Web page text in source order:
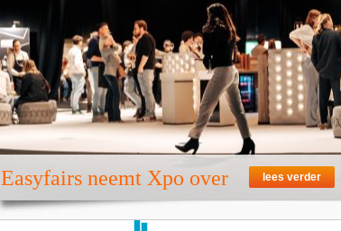
Easyfairs neemt Xpo over lees verder